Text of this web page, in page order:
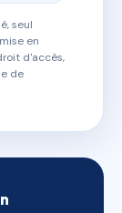
seul
en
d'accès,
de